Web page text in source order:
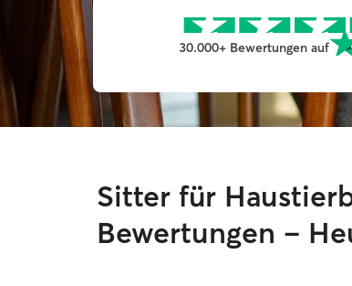
30.000+ Bewertungen auf
Sitter für
Bewertungen –